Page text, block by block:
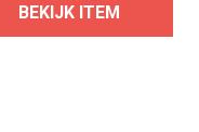
BEKIJK ITEM